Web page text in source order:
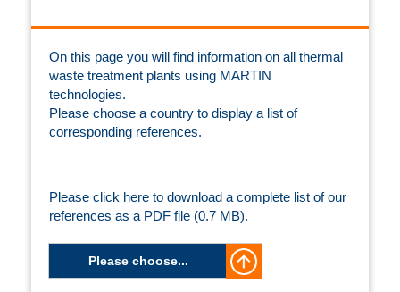
On this page you will find information on all thermal
waste treatment plants using MARTIN
technologies.
Please choose a country to display a list of
corresponding references.
Please click here to download a complete list of our
references as a PDF file (0.7 MB).
Please choose...